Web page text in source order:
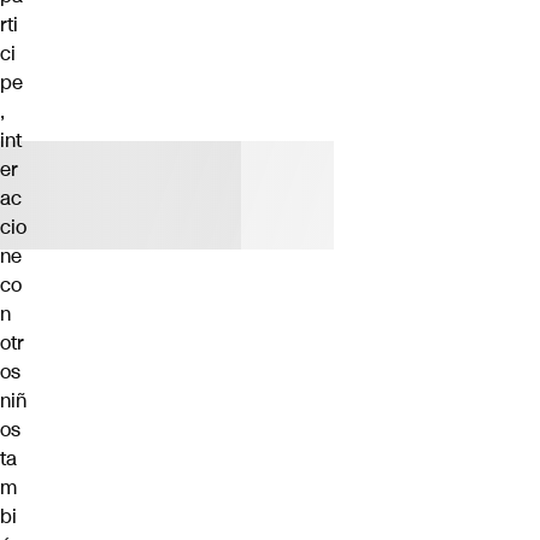
rti
ci
pe
,
int
er
ac
cio
ne
co
n
otr
os
niñ
os
ta
m
bi